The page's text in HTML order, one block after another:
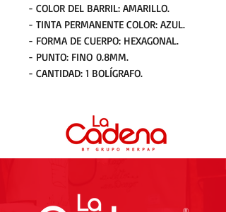
- COLOR DEL BARRIL: AMARILLO.
- TINTA PERMANENTE COLOR: AZUL.
- FORMA DE CUERPO: HEXAGONAL.
- PUNTO: FINO 0.8MM.
- CANTIDAD: 1 BOLÍGRAFO.